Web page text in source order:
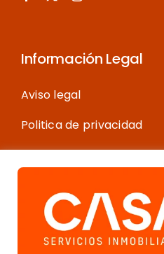
Información Legal
Aviso legal
Politica de privacidad
Política de cookies